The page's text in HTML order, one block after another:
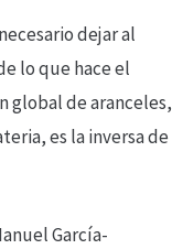
dejar al
lo que hace el
global de aranceles,
es la inversa de
García-